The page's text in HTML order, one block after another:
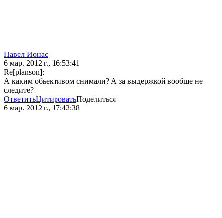
Павел Ионас
6 мар. 2012 г., 16:53:41
Re[planson]:
А каким обьективом снимали? А за выдержкой вообще не
следите?
ОтветитьЦитироватьПоделиться
6 мар. 2012 г., 17:42:38